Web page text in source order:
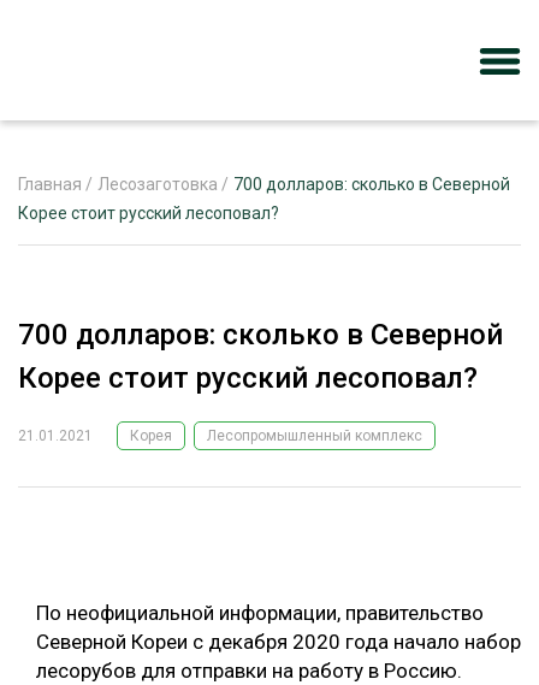
РЕКЛАМОДАТЕЛЯМ
ЛЕСНОЕ ХОЗЯЙСТВО
ЦИФРОВАЯ СРЕДА
БИОЭНЕРГЕТИКА
РУБРИКИ
Главная / Лесозаготовка / 700 долларов: сколько в Северной
Корее стоит русский лесоповал?
700 долларов: сколько в Северной
Корее стоит русский лесоповал?
21.01.2021 Корея Лесопромышленный комплекс
По неофициальной информации, правительство
Северной Кореи с декабря 2020 года начало набор
лесорубов для отправки на работу в Россию.